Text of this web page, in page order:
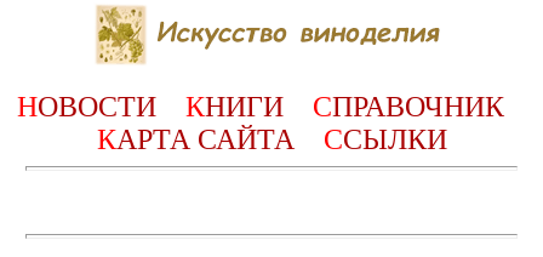
НОВОСТИ КНИГИ СПРАВОЧНИК
КАРТА САЙТА ССЫЛКИ